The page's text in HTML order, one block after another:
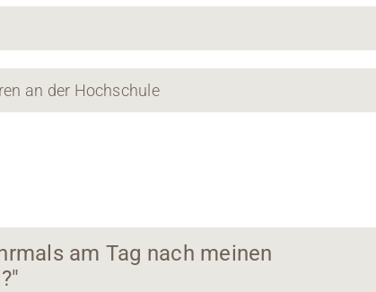
an der Hochschule
am Tag nach meinen